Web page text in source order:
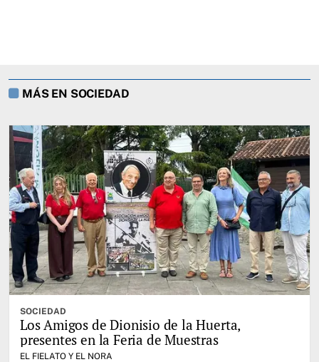
MÁS EN SOCIEDAD
SOCIEDAD
Los Amigos de Dionisio de la Huerta,
presentes en la Feria de Muestras
EL FIELATO Y EL NORA